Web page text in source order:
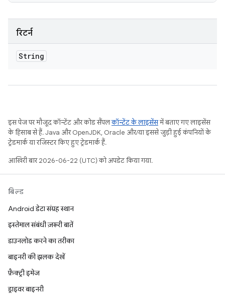
रिटर्न
String
इस पेज पर मौजूद कॉन्टेंट और कोड सैंपलकॉन्टेंट के लाइसेंसमें बताए गए लाइसेंस
के हिसाब से हैं. Java और OpenJDK, Oracle और/या इससे जुड़ी हुई कंपनियों के
ट्रेडमार्क या रजिस्टर किए हुए ट्रेडमार्क हैं.
आखिरी बार 2026-06-22 (UTC) को अपडेट किया गया.
बिल्ड
Android डेटा संग्रह स्थान
इस्तेमाल संबंधी ज़रूरी बातें
डाउनलोड करने का तरीका
बाइनरी की झलक देखें
फ़ैक्ट्री इमेज
ड्राइवर बाइनरी